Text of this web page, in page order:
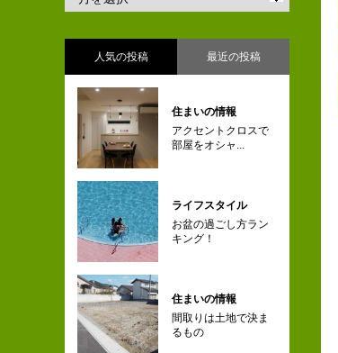
人気の投稿 最近の投稿
住まいの情報
アクセントクロスで
部屋をオシャ...
ライフスタイル
お盆の過ごし方ラン
キング！
住まいの情報
間取りは土地で決ま
るもの